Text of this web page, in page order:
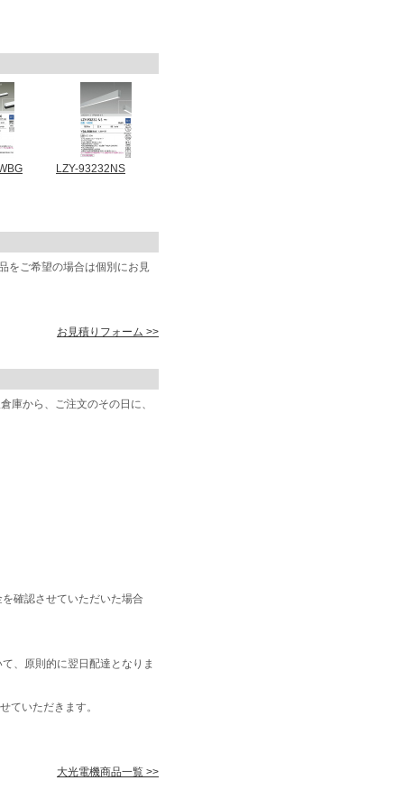
LZY-93232NS
をご希望の場合は個別にお見
お見積りフォーム >>
から、ご注文のその日に、
確認させていただいた場合
、原則的に翌日配達となりま
ていただきます。
大光電機商品一覧 >>